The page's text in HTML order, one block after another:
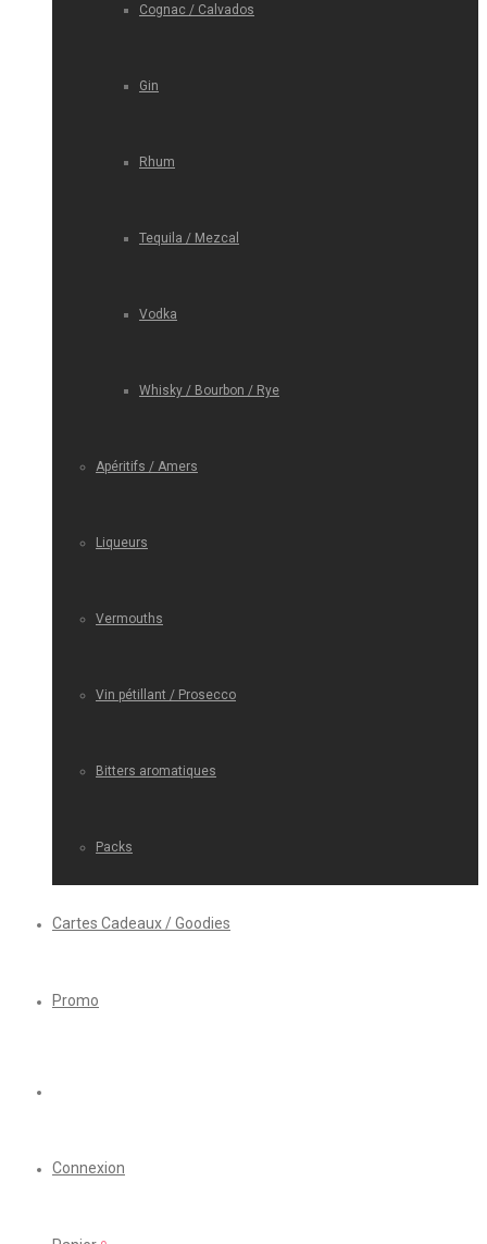
Cognac / Calvados
Gin
Rhum
Tequila / Mezcal
Vodka
Whisky / Bourbon / Rye
Apéritifs / Amers
Liqueurs
Vermouths
Vin pétillant / Prosecco
Bitters aromatiques
Packs
Cartes Cadeaux / Goodies
Promo
Connexion